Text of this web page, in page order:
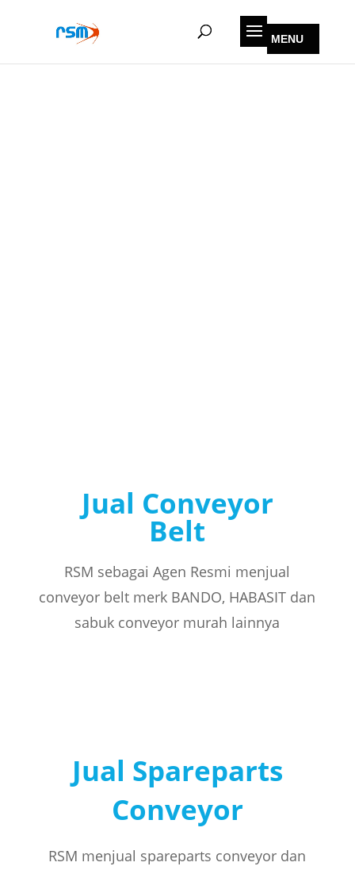
Jual Conveyor
Belt
RSM sebagai Agen Resmi menjual
conveyor belt merk BANDO, HABASIT dan
sabuk conveyor murah lainnya
Jual Spareparts
Conveyor
RSM menjual spareparts conveyor dan